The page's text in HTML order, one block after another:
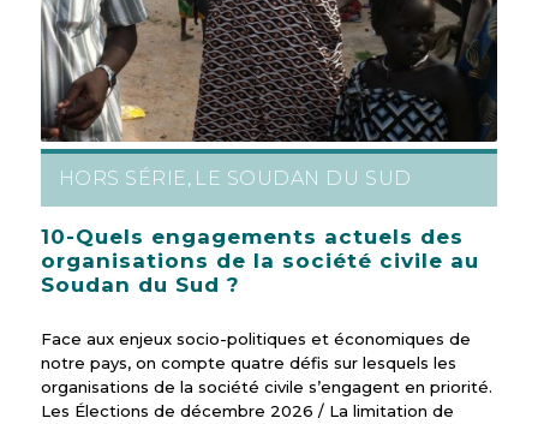
HORS SÉRIE , LE SOUDAN DU SUD
10-Quels engagements actuels des
organisations de la société civile au
Soudan du Sud ?
Face aux enjeux socio-politiques et économiques de
notre pays, on compte quatre défis sur lesquels les
organisations de la société civile s’engagent en priorité.
Les Élections de décembre 2026 / La limitation de